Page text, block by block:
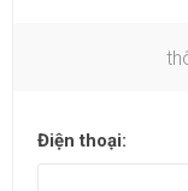
Điện thoại: